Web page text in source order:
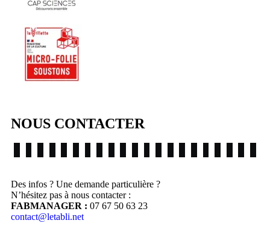
NOUS CONTACTER
Des infos ? Une demande particulière ?
N’hésitez pas à nous contacter :
FABMANAGER : 07 67 50 63 23
contact@letabli.net